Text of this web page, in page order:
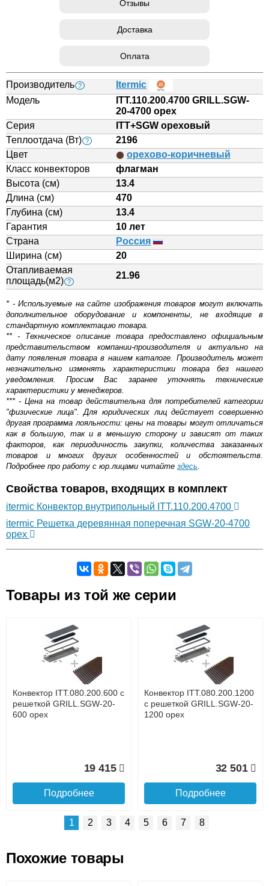
Отзывы
Доставка
Оплата
Производитель ?
Itermic
Модель
ITT.110.200.4700 GRILL.SGW-
20-4700 орех
Серия
ITT+SGW ореховый
Теплоотдача (Вт) ?
2196
Цвет
орехово-коричневый
Класс конвекторов
флагман
Высота (см)
13.4
Длина (см)
470
Глубина (см)
13.4
Гарантия
10 лет
Страна
Россия
Ширина (см)
20
Отапливаемая
площадь(м2) ?
21.96
* - Используемые на сайте изображения товаров могут включать
дополнительное оборудование и компоненты, не входящие в
стандартную комплектацию товара.
** - Техническое описание товара предоставлено официальным
представительством компании-производителя и актуально на
дату появления товара в нашем каталоге. Производитель может
незначительно изменять характеристики товара без нашего
уведомления. Просим Вас заранее уточнять технические
характеристики у менеджеров.
*** - Цена на товар действительна для потребителей категории
"физические лица". Для юридических лиц действует совершенно
другая программа лояльности: цены на товары могут отличаться
как в большую, так и в меньшую сторону и зависят от таких
факторов, как периодичность закупки, количества заказанных
товаров и многих других особенностей и обстоятельств.
Подробнее про работу с юр.лицами читайте здесь.
Свойства товаров, входящих в комплект
itermic Конвектор внутрипольный ITT.110.200.4700
itermic Решетка деревянная поперечная SGW-20-4700
орех
Оставьте отзыв
Доставка сантехники по Москве и Московской области
Наличный расчёт
Банковской картой на сайте в режиме реального
времени
Банковской картой при получении товара как при
доставке, так и самовывозом
Интернет-деньгами (Yandex-деньги, Web-money,
Qiwi-кошельки и другие).
Безналичный расчёт (возможно и с НДС)
Товары из той же серии
Конвектор ITT.080.200.600 с
решеткой GRILL.SGW-20-
600 орех
19 415
Подробнее
Конвектор ITT.080.200.1200
с решеткой GRILL.SGW-20-
1200 орех
32 501
Подробнее
1 2 3 4 5 6 7 8
Похожие товары